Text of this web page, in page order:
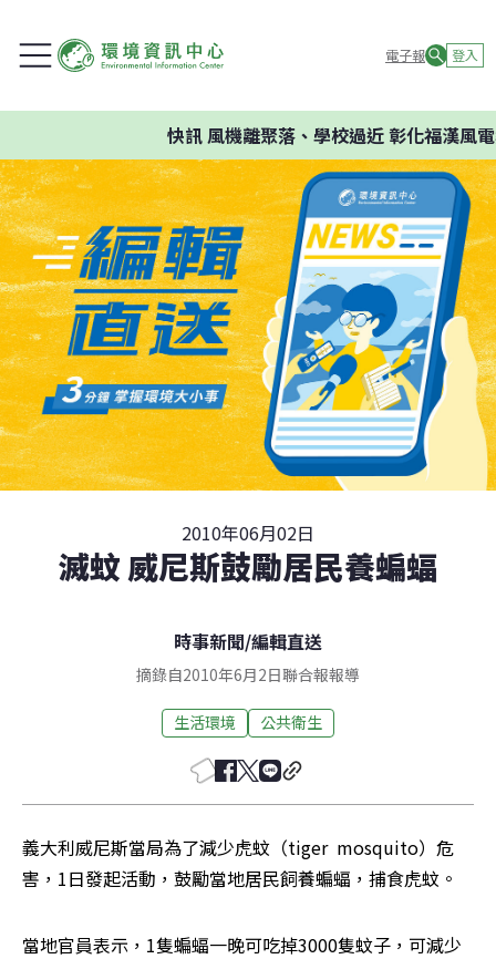
電子報 登入
快訊風機離聚落、學校過近 彰化福漢風電
2010年06月02日
滅蚊 威尼斯鼓勵居民養蝙蝠
時事新聞/編輯直送
摘錄自2010年6月2日聯合報報導
生活環境 公共衛生
義大利威尼斯當局為了減少虎蚊（tiger  mosquito）危
害，1日發起活動，鼓勵當地居民飼養蝙蝠，捕食虎蚊。
當地官員表示，1隻蝙蝠一晚可吃掉3000隻蚊子，可減少